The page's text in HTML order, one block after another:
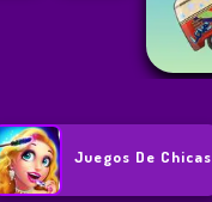
Juegos De Chicas